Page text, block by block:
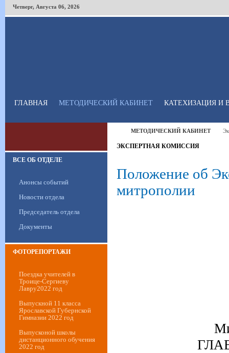
Четверг, Августа 06, 2026
ГЛАВНАЯ МЕТОДИЧЕСКИЙ КАБИНЕТ КАТЕХИЗАЦИЯ И
МЕТОДИЧЕСКИЙ КАБИНЕТ
ЭКСПЕРТНАЯ КОМИССИЯ
Положение об
митрополии
ВСЕ ОБ ОТДЕЛЕ
Анонсы событий
Новости отдела
Председатель отдела
Документы
ФОТОРЕПОРТАЖИ
Поездка учителей в
Троице-Сергиеву
Лавру2022 год
Выпускной 11 класса
Ярославской Губернской
Гимназии 2022 год
Выпусконой школы
дистанционного обучения
2022 год